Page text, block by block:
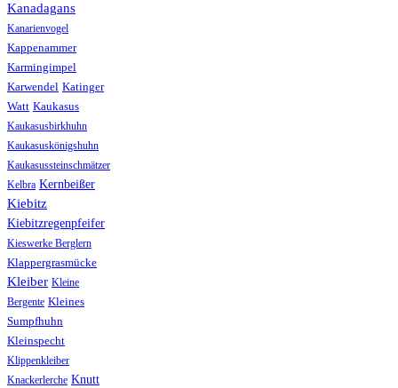
Kanadagans
Kanarienvogel
Kappenammer
Karmingimpel
Karwendel Katinger
Watt Kaukasus
Kaukasusbirkhuhn
Kaukasuskönigshuhn
Kaukasussteinschmätzer
Kelbra Kernbeißer
Kiebitz
Kiebitzregenpfeifer
Kieswerke Berglern
Klappergrasmücke
Kleiber Kleine
Bergente Kleines
Sumpfhuhn
Kleinspecht
Klippenkleiber
Knackerlerche Knutt